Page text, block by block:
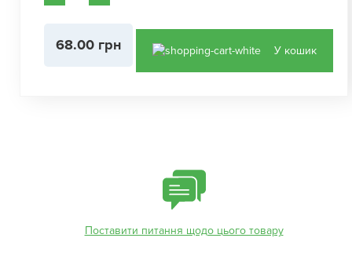
68.00 грн У кошик
Поставити питання щодо цього товару